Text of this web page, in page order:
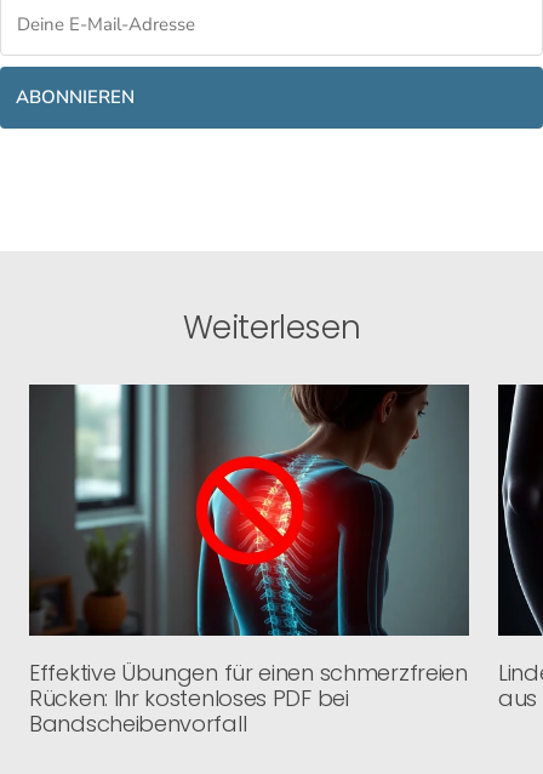
ABONNIEREN
Weiterlesen
Effektive Übungen für einen schmerzfreien
Rücken: Ihr kostenloses PDF bei
Bandscheibenvorfall
aus